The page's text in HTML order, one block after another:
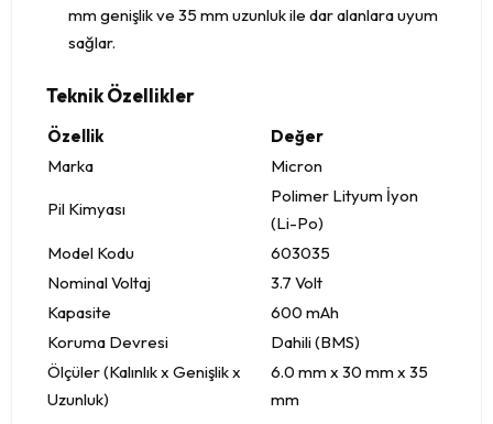
mm genişlik ve 35 mm uzunluk ile dar alanlara uyum
sağlar.
Teknik Özellikler
Özellik
Değer
Marka
Micron
Pil Kimyası
Polimer Lityum İyon
(Li-Po)
Model Kodu
603035
Nominal Voltaj
3.7 Volt
Kapasite
600 mAh
Koruma Devresi
Dahili (BMS)
Ölçüler (Kalınlık x Genişlik x
Uzunluk)
6.0 mm x 30 mm x 35
mm